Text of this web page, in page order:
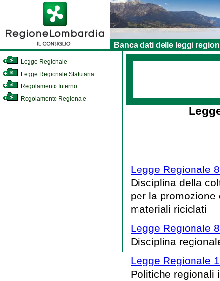
Banca dati delle leggi
Legge Regionale
Legge Regionale Statutaria
Regolamento Interno
Regolamento Regionale
Legge Regionale
Disciplina della
per la
materiali riciclati
Legge Regionale
Disciplina
Legge Regionale
Politiche regionali